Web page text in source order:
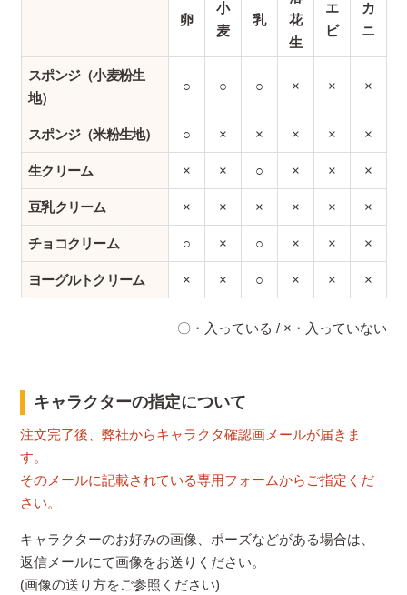
卵
小
麦
乳
花
生
エ
ビ
カ
ニ
スポンジ（小麦粉生
地）
○ ○ ○ × × ×
スポンジ（米粉生地） ○ × × × × ×
生クリーム × × ○ × × ×
豆乳クリーム × × × × × ×
チョコクリーム ○ × ○ × × ×
ヨーグルトクリーム × × ○ × × ×
〇・入っている / ×・入っていない
キャラクターの指定について
注文完了後、弊社からキャラクタ確認画メールが届きま
す。
そのメールに記載されている専用フォームからご指定くだ
さい。
キャラクターのお好みの画像、ポーズなどがある場合は、
返信メールにて画像をお送りください。
(画像の送り方をご参照ください)